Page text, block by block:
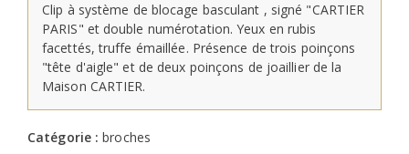
Clip à système de blocage basculant , signé "CARTIER
PARIS" et double numérotation. Yeux en rubis
facettés, truffe émaillée. Présence de trois poinçons
"tête d'aigle" et de deux poinçons de joaillier de la
Maison CARTIER.
Catégorie :broches